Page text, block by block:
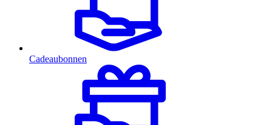
Cadeaubonnen